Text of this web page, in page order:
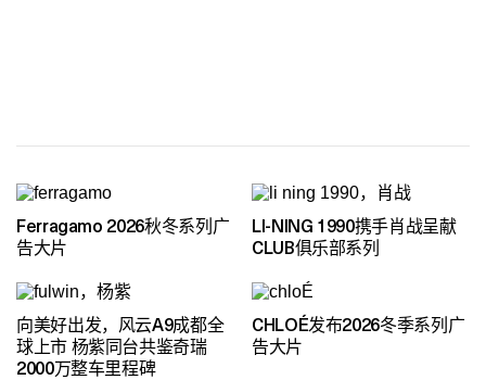
Ferragamo 2026秋冬系列广
告大片
LI-NING 1990携手肖战呈献
CLUB俱乐部系列
向美好出发，风云A9成都全
球上市 杨紫同台共鉴奇瑞
2000万整车里程碑
CHLOÉ发布2026冬季系列广
告大片